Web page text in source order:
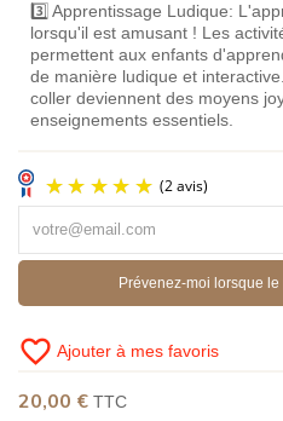
3️⃣ Apprentissage Ludique:
lorsqu'il est amusant ! Les
permettent aux enfants
de manière ludique et
coller deviennent des moyens
enseignements essentiels.
Prévenez-moi lorsque
favorite_border Ajouter à mes favoris
20,00 € TTC